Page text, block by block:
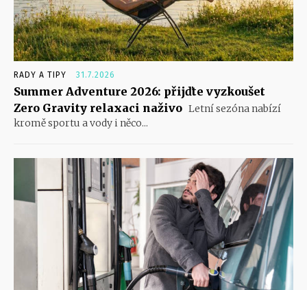
RADY A TIPY 31.7.2026
Summer Adventure 2026: přijďte vyzkoušet
Zero Gravity relaxaci naživo Letní sezóna nabízí
kromě sportu a vody i něco...